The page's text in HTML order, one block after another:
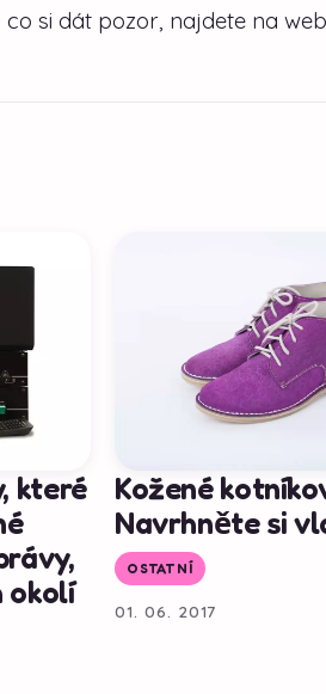
si dát pozor, najdete na
které
okolí
Kožené
Navrhněte si
OSTATNÍ
01. 06. 2017